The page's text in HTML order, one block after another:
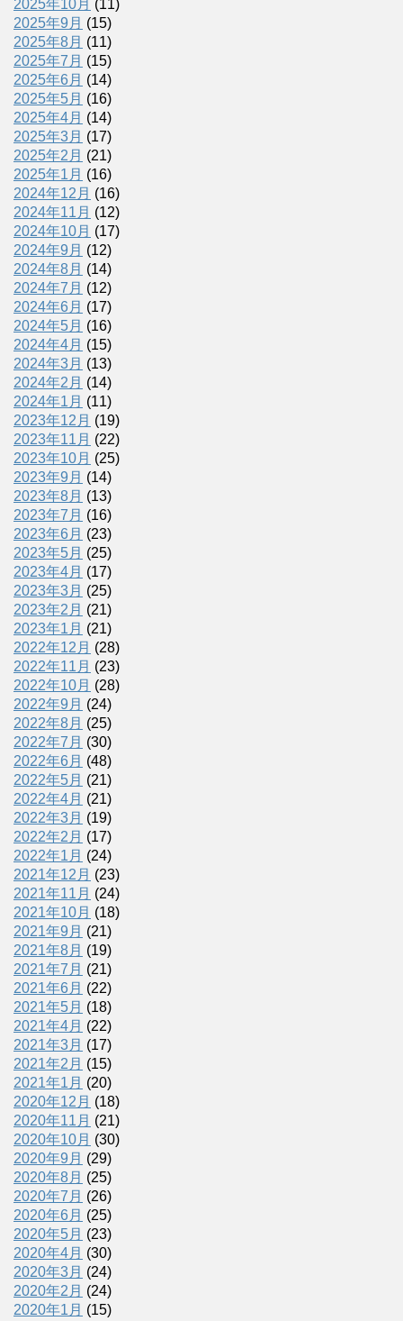
2025年10月 (11)
2025年9月 (15)
2025年8月 (11)
2025年7月 (15)
2025年6月 (14)
2025年5月 (16)
2025年4月 (14)
2025年3月 (17)
2025年2月 (21)
2025年1月 (16)
2024年12月 (16)
2024年11月 (12)
2024年10月 (17)
2024年9月 (12)
2024年8月 (14)
2024年7月 (12)
2024年6月 (17)
2024年5月 (16)
2024年4月 (15)
2024年3月 (13)
2024年2月 (14)
2024年1月 (11)
2023年12月 (19)
2023年11月 (22)
2023年10月 (25)
2023年9月 (14)
2023年8月 (13)
2023年7月 (16)
2023年6月 (23)
2023年5月 (25)
2023年4月 (17)
2023年3月 (25)
2023年2月 (21)
2023年1月 (21)
2022年12月 (28)
2022年11月 (23)
2022年10月 (28)
2022年9月 (24)
2022年8月 (25)
2022年7月 (30)
2022年6月 (48)
2022年5月 (21)
2022年4月 (21)
2022年3月 (19)
2022年2月 (17)
2022年1月 (24)
2021年12月 (23)
2021年11月 (24)
2021年10月 (18)
2021年9月 (21)
2021年8月 (19)
2021年7月 (21)
2021年6月 (22)
2021年5月 (18)
2021年4月 (22)
2021年3月 (17)
2021年2月 (15)
2021年1月 (20)
2020年12月 (18)
2020年11月 (21)
2020年10月 (30)
2020年9月 (29)
2020年8月 (25)
2020年7月 (26)
2020年6月 (25)
2020年5月 (23)
2020年4月 (30)
2020年3月 (24)
2020年2月 (24)
2020年1月 (15)